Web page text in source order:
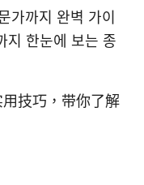
까지 완벽 가이
지 한눈에 보는 종
技巧，带你了解